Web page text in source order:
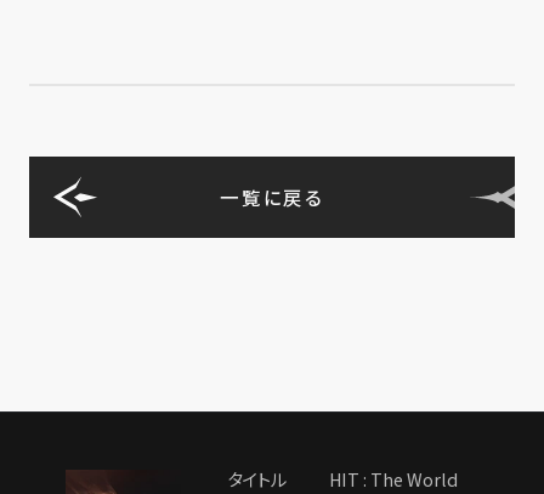
一覧に戻る
タイトル
HIT : The World